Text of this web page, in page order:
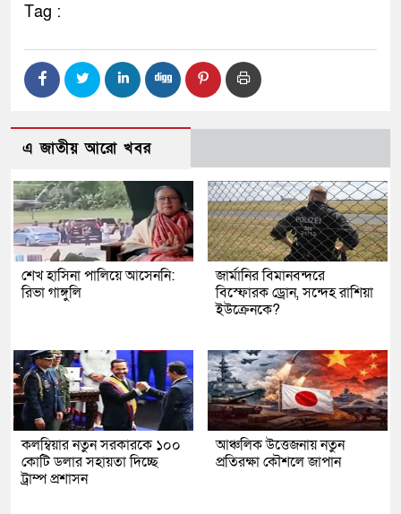
Tag :
এ জাতীয় আরো খবর
শেখ হাসিনা পালিয়ে আসেননি:
রিভা গাঙ্গুলি
জার্মানির বিমানবন্দরে
বিস্ফোরক ড্রোন, সন্দেহ রাশিয়া
ইউক্রেনকে?
কলম্বিয়ার নতুন সরকারকে ১০০
কোটি ডলার সহায়তা দিচ্ছে
ট্রাম্প প্রশাসন
আঞ্চলিক উত্তেজনায় নতুন
প্রতিরক্ষা কৌশলে জাপান